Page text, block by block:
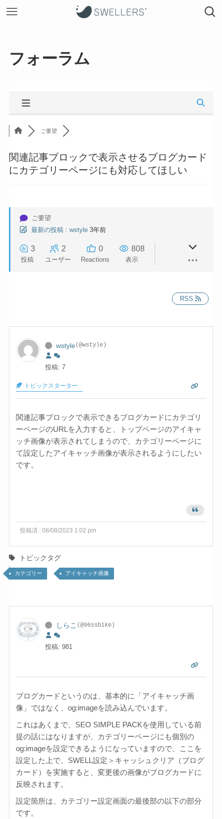
フォーラム
ご要望
関連記事ブロックで表示させるブログカード
にカテゴリーページにも対応してほしい
ご要望
最新の投稿 : wstyle 3年前
3
投稿
2
ユーザー
0
Reactions
808
表示
RSS
wstyle(@wstyle)
投稿: 7
トピックスターター
関連記事ブロックで表示できるブログカードにカテゴリ
ーページのURLを入力すると、トップページのアイキャ
ッチ画像が表示されてしまうので、カテゴリーページに
て設定したアイキャッチ画像が表示されるようにしたい
です。
投稿済 : 08/08/2023 1:02 pm
トピックタグ
カテゴリー アイキャッチ画像
しらこ (@96ssbike)
投稿: 981
ブログカードというのは、基本的に「アイキャッチ画
像」ではなく、og:imageを読み込んでいます。
これはあくまで、SEO SIMPLE PACKを使用している前
提の話にはなりますが、カテゴリーページにも個別の
og:imageを設定できるようになっていますので、ここを
設定した上で、SWELL設定＞キャッシュクリア（ブログ
カード）を実施すると、変更後の画像がブログカードに
反映されます。
設定箇所は、カテゴリー設定画面の最後部の以下の部分
です。